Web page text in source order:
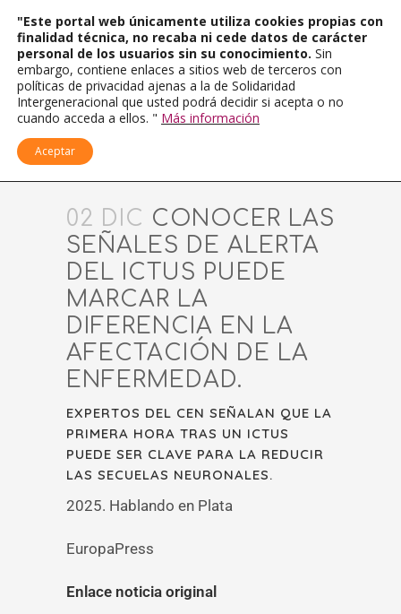
02 DIC CONOCER LAS
SEÑALES DE ALERTA
DEL ICTUS PUEDE
MARCAR LA
DIFERENCIA EN LA
AFECTACIÓN DE LA
ENFERMEDAD.
EXPERTOS DEL CEN SEÑALAN QUE LA
PRIMERA HORA TRAS UN ICTUS
PUEDE SER CLAVE PARA LA REDUCIR
LAS SECUELAS NEURONALES.
2025. Hablando en Plata
EuropaPress
Enlace noticia original
"Este portal web únicamente utiliza cookies propias con
finalidad técnica, no recaba ni cede datos de carácter
personal de los usuarios sin su conocimiento. Sin
embargo, contiene enlaces a sitios web de terceros con
políticas de privacidad ajenas a la de Solidaridad
Intergeneracional que usted podrá decidir si acepta o no
cuando acceda a ellos. " Más información
Aceptar